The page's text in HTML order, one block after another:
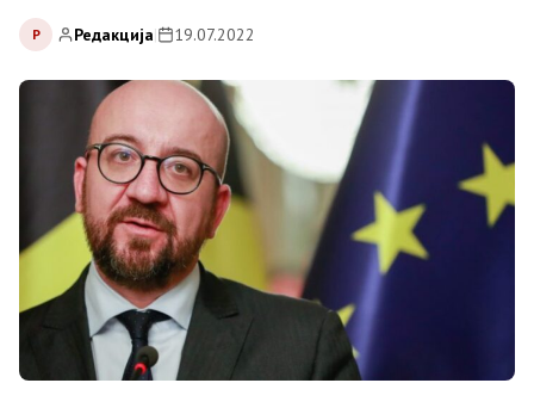
Р Редакција| 19.07.2022